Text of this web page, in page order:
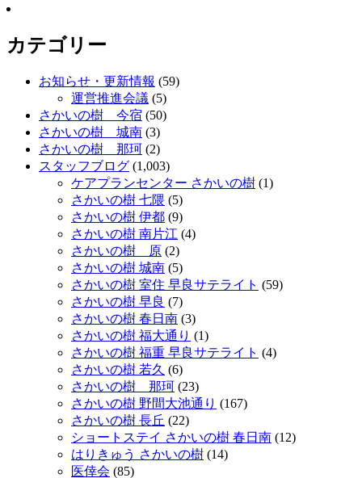
カテゴリー
お知らせ・更新情報 (59)
運営推進会議 (5)
さかいの樹 今宿 (50)
さかいの樹 城南 (3)
さかいの樹 那珂 (2)
スタッフブログ (1,003)
ケアプランセンター さかいの樹 (1)
さかいの樹 七隈 (5)
さかいの樹 伊都 (9)
さかいの樹 南片江 (4)
さかいの樹 原 (2)
さかいの樹 城南 (5)
さかいの樹 室住 早良サテライト (59)
さかいの樹 早良 (7)
さかいの樹 春日南 (3)
さかいの樹 福大通り (1)
さかいの樹 福重 早良サテライト (4)
さかいの樹 若久 (6)
さかいの樹 那珂 (23)
さかいの樹 野間大池通り (167)
さかいの樹 長丘 (22)
ショートステイ さかいの樹 春日南 (12)
はりきゅう さかいの樹 (14)
医倖会 (85)